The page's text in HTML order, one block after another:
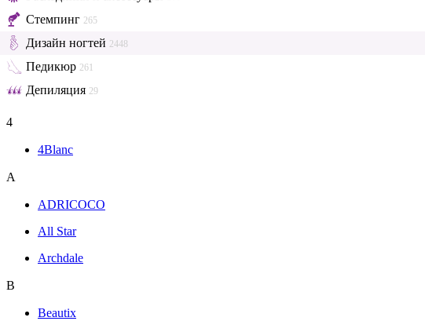
Стемпинг 265
Дизайн ногтей 2448
Педикюр 261
Депиляция 29
4
4Blanc
A
ADRICOCO
All Star
Archdale
B
Beautix